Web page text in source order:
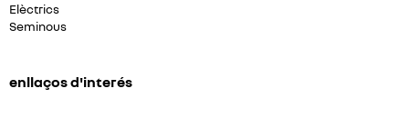
Elèctrics
Seminous
enllaços d'interés